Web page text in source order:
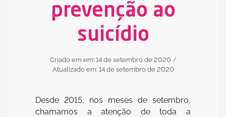
prevenção ao
suicídio
Criado em em: 14 de setembro de 2020 /
Atualizado em: 14 de setembro de 2020
Desde 2015, nos meses de setembro,
chamamos a atenção de toda a